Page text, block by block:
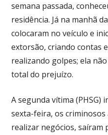
semana passada,
residência. Já na manhã
colocaram no veículo e
extorsão, criando contas
realizando golpes; ela
total do prejuízo.
A segunda vítima (PHSG)
sexta-feira, os
realizar negócios, saíram